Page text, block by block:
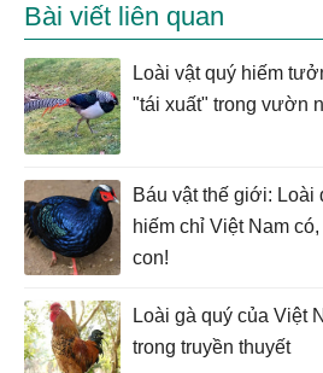
Bài viết liên quan
Loài vật quý hiếm
"tái xuất" trong vườn
Báu vật thế giới: Loài
hiếm chỉ Việt Nam
con!
Loài gà quý của Việt
trong truyền thuyết